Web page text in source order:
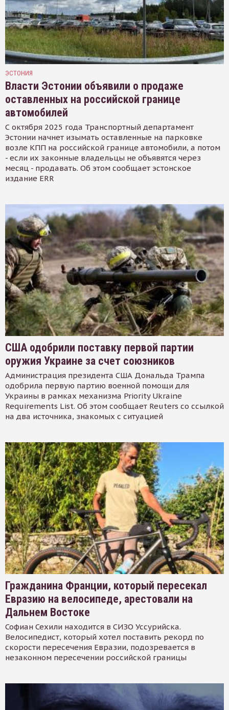
ЭСТОНИЯ
Власти Эстонии объявили о продаже
оставленных на российской границе
автомобилей
С октября 2025 года Транспортный департамент
Эстонии начнет изымать оставленные на парковке
возле КПП на российской границе автомобили, а потом
- если их законные владельцы не объявятся через
месяц - продавать. Об этом сообщает эстонское
издание ERR
США одобрили поставку первой партии
оружия Украине за счет союзников
Администрация президента США Дональда Трампа
одобрила первую партию военной помощи для
Украины в рамках механизма Priority Ukraine
Requirements List. Об этом сообщает Reuters со ссылкой
на два источника, знакомых с ситуацией
Гражданина Франции, который пересекал
Евразию на велосипеде, арестовали на
Дальнем Востоке
Софиан Сехили находится в СИЗО Уссурийска.
Велосипедист, который хотел поставить рекорд по
скорости пересечения Евразии, подозревается в
незаконном пересечении российской границы